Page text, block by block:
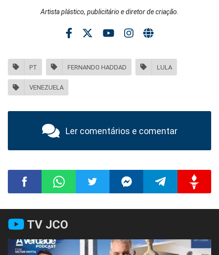
Artista plástico, publicitário e diretor de criação.
PT FERNANDO HADDAD LULA
VENEZUELA
Ler comentários e comentar
Compartilhar
no
no
no
no
no
no
TV JCO